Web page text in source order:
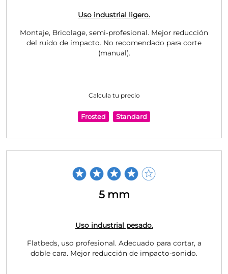
Uso industrial ligero.
Montaje, Bricolage, semi-profesional. Mejor reducción
del ruido de impacto. No recomendado para corte
(manual).
Calcula tu precio
Frosted Standard
5 mm
Uso industrial pesado.
Flatbeds, uso profesional. Adecuado para cortar, a
doble cara. Mejor reducción de impacto-sonido.